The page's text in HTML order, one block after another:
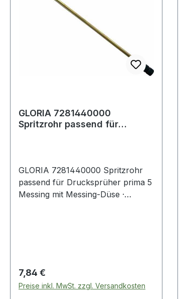
GLORIA 7281440000
Spritzrohr passend für
GLORIA 7281440000 Spritzrohr
passend für Drucksprüher prima 5
Messing mit Messing-Düse ·
Regulärer Preis:
7,84 €
Preise inkl. MwSt. zzgl. Versandkosten